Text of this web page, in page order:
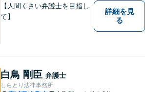
【人間くさい弁護士を目指し
て】
詳細を見
る
白鳥 剛臣 弁護士
しらとり法律事務所